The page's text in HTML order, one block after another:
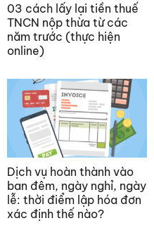
03 cách lấy lại tiền thuế
TNCN nộp thừa từ các
năm trước (thực hiện
online)
Dịch vụ hoàn thành vào
ban đêm, ngày nghỉ, ngày
lễ: thời điểm lập hóa đơn
xác định thế nào?